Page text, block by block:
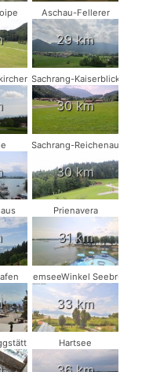
Aschau-Fellerer
29 km
Sachrang-Kaiserblick
30 km
Sachrang-Reichenau
30 km
Prienavera
31 km
ChiemseeWinkel Seebruck
33 km
Hartsee